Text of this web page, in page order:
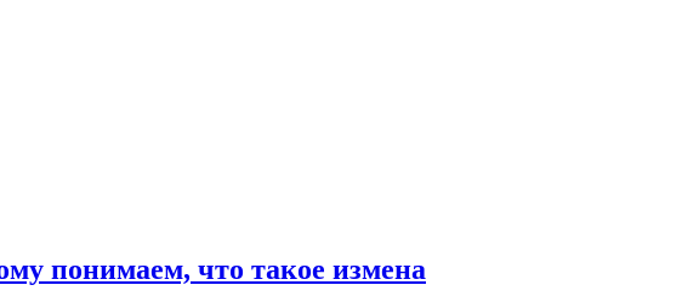
понимаем, что такое измена